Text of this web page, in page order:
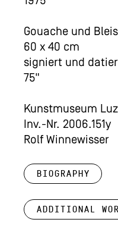
Gouache und
60 x 40 cm
signiert und
75"
Kunstmuseum
Inv.-Nr. 2006.151y
Rolf Winnewisser
Biography
Additional